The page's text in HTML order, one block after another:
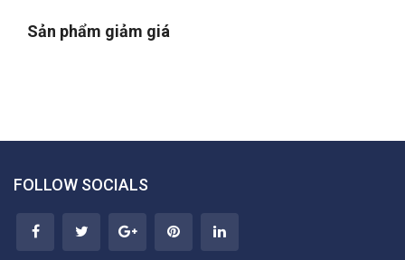
Sản phẩm giảm giá
FOLLOW SOCIALS